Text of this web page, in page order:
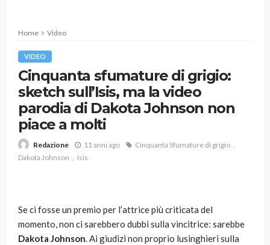
Home Video
VIDEO
Cinquanta sfumature di grigio:
sketch sull’Isis, ma la video
parodia di Dakota Johnson non
piace a molti
Redazione 11 anni ago
Cinquanta Sfumature di grigio
Dakota Johnson
Isis
Se ci fosse un premio per l’attrice più criticata del
momento, non ci sarebbero dubbi sulla vincitrice: sarebbe
Dakota Johnson. Ai giudizi non proprio lusinghieri sulla